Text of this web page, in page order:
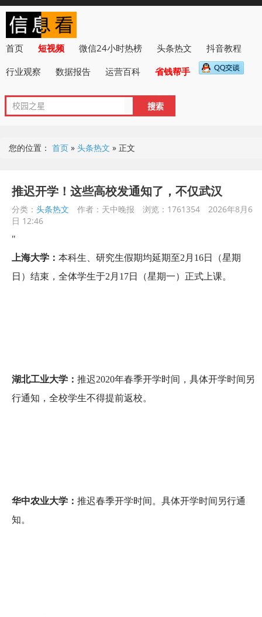
首页 短视频 微信24小时热榜 头条热文
抖音教程
行业观察
数据报告 运营百科 省钱帮手
您的位置： 首页 » 头条热文 » 正文
推迟开学！这些高校发通知了，不仅武汉
分类： 头条热文 作者：天中晚报 浏览：1761354
2026年8月6
日 12:46
"
上海大学： 本科生、研究生假期均延期至2月16日（星期
日）结束，全体学生于2月17日（星期一）正式上课。
湖北工业大学： 推迟2020年春季开学时间，具体开学时间另
行通知，全校学生不得提前返校。
华中农业大学： 推迟春季开学时间。具体开学时间另行通
知。